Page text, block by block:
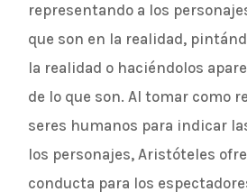
representando a los
que son en la realidad,
la realidad o haciéndolos
de lo que son. Al tomar como
seres humanos para indicar
los personajes, Aristóteles
conducta para los